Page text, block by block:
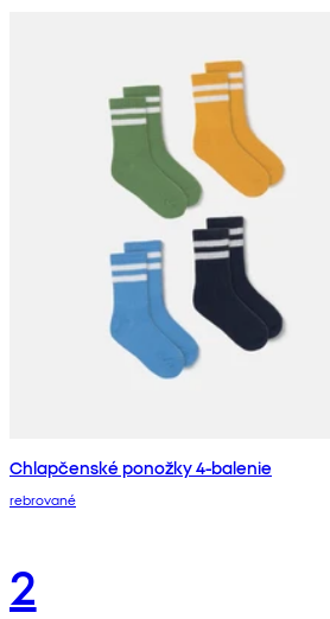
Chlapčenské ponožky 4-balenie
rebrované
2